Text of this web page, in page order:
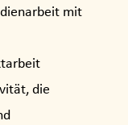
mit
die